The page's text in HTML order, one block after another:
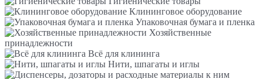
Клининговое оборудование
Упаковочная бумага и пленка
Хозяйственные
принадлежности
Всё для клининга
Нити, шпагаты и иглы